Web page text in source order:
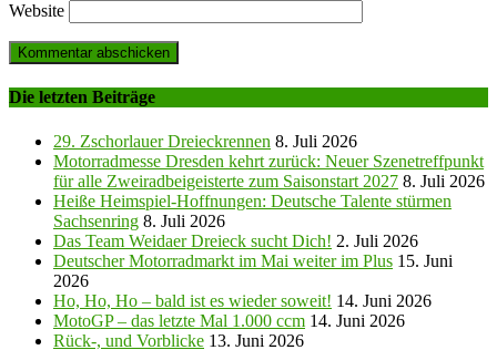
Website
Die letzten Beiträge
29. Zschorlauer Dreieckrennen 8. Juli 2026
Motorradmesse Dresden kehrt zurück: Neuer Szenetreffpunkt
für alle Zweiradbeigeisterte zum Saisonstart 2027 8. Juli 2026
Heiße Heimspiel-Hoffnungen: Deutsche Talente stürmen
Sachsenring 8. Juli 2026
Das Team Weidaer Dreieck sucht Dich! 2. Juli 2026
Deutscher Motorradmarkt im Mai weiter im Plus 15. Juni
2026
Ho, Ho, Ho – bald ist es wieder soweit! 14. Juni 2026
MotoGP – das letzte Mal 1.000 ccm 14. Juni 2026
Rück-, und Vorblicke 13. Juni 2026